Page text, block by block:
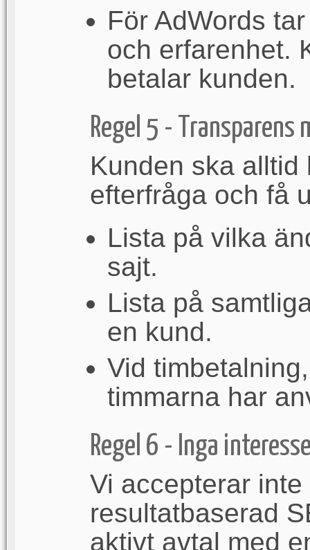
För AdWords
och erfarenhet.
betalar kunden.
Regel 5 - Transparens
Kunden ska alltid
efterfråga och få
Lista på vilka
sajt.
Lista på
en kund.
Vid
timmarna har
Regel 6 - Inga
Vi accepterar
resultatbaserad
aktivt avtal med